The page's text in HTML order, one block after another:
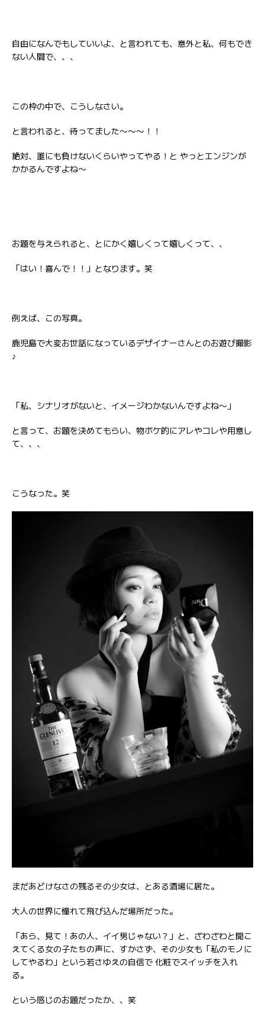
自由になんでもしていいよ、と言われても、意外と私、何もでき
ない人間で、、、
この枠の中で、こうしなさい。
と言われると、待ってました〜〜〜！！
絶対、誰にも負けないくらいやってやる！と やっとエンジンが
かかるんですよね〜
お題を与えられると、とにかく嬉しくって嬉しくって、、
「はい！喜んで！！」となります。笑
例えば、この写真。
鹿児島で大変お世話になっているデザイナーさんとのお遊び撮影
♪
「私、シナリオがないと、イメージわかないんですよね〜」
と言って、お題を決めてもらい、物ボケ的にアレやコレや用意し
て、、、
こうなった。笑
まだあどけなさの残るその少女は、とある酒場に居た。
大人の世界に憧れて飛び込んだ場所だった。
「あら、見て！あの人、イイ男じゃない？」と、ざわざわと聞こ
えてくる女の子たちの声に、すかさず、その少女も「私のモノに
してやるわ」という若さゆえの自信で 化粧でスイッチを入れ
る。
という感じのお題だったか、、笑